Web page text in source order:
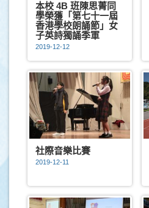
本校 4B 班陳思菁同
學榮獲「第七十一屆
香港學校朗誦節」女
子英詩獨誦季軍
2019-12-12
社際音樂比賽
2019-12-11